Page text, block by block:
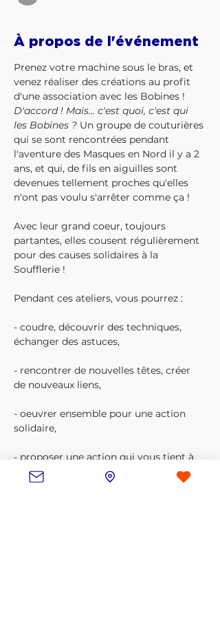
À propos de l'événement
Prenez votre machine sous le bras, et
venez réaliser des créations au profit
d'une association avec les Bobines !
D'accord ! Mais... c'est quoi, c'est qui
les Bobines ? Un groupe de couturières
qui se sont rencontrées pendant
l'aventure des Masques en Nord il y a 2
ans, et qui, de fils en aiguilles sont
devenues tellement proches qu'elles
n'ont pas voulu s'arrêter comme ça !
Avec leur grand coeur, toujours
partantes, elles cousent régulièrement
pour des causes solidaires à la
Soufflerie !
Pendant ces ateliers, vous pourrez :
- coudre, découvrir des techniques,
échanger des astuces,
- rencontrer de nouvelles têtes, créer
de nouveaux liens,
- oeuvrer ensemble pour une action
solidaire,
- proposer une action qui vous tient à
coeur, une cause que vous souhaiteriez
soutenir, relayer le besoin d'une asso, ....